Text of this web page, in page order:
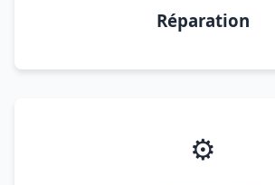
Réparation
⚙️